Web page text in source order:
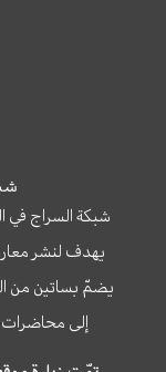
شبكة السراج في
يهدف لنشر
يضمّ بساتين من
إلى